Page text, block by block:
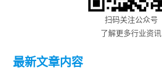
扫码关注公众号
了解更多行业资讯
最新文章内容